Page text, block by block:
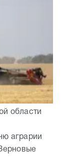
области
аграрии